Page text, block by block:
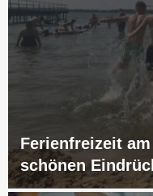
Ferienfreizeit
schönen